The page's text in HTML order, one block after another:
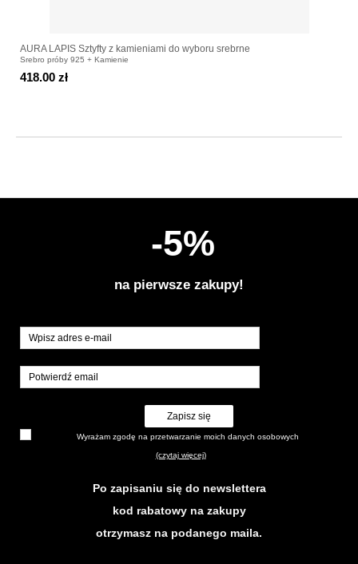
AURA LAPIS Sztyfty z kamieniami do wyboru srebrne
Srebro próby 925 + Kamienie
418.00 zł
-5%
na pierwsze zakupy!
Zapisz się
Wyrażam zgodę na przetwarzanie moich danych osobowych
(czytaj więcej)
Po zapisaniu się do newslettera
kod rabatowy na zakupy
otrzymasz na podanego maila.